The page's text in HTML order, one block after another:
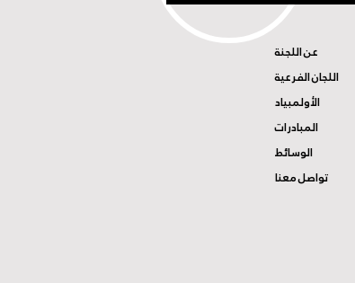
عن اللجنة
اللجان الفرعية
الأولمبياد
المبادرات
الوسائط
تواصل معنا